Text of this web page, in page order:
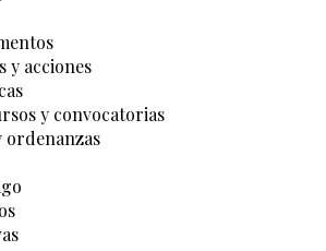
y acciones
y convocatorias
ordenanzas